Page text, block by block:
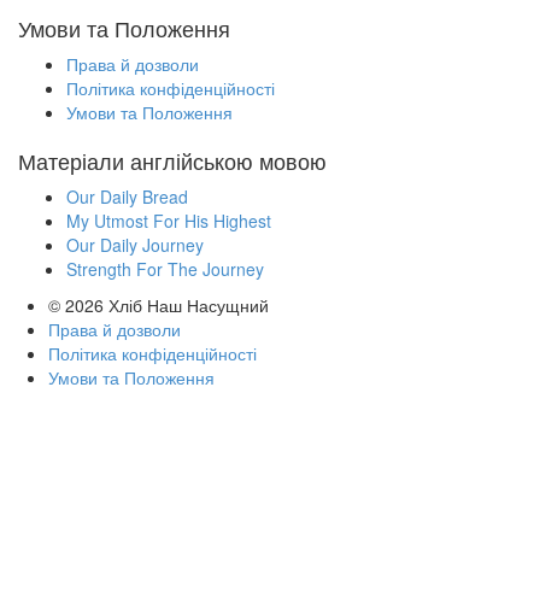
Умови та Положення
Права й дозволи
Політика конфіденційності
Умови та Положення
Матеріали англійською мовою
Our Daily Bread
My Utmost For His Highest
Our Daily Journey
Strength For The Journey
© 2026 Хліб Наш Насущний
Права й дозволи
Політика конфіденційності
Умови та Положення